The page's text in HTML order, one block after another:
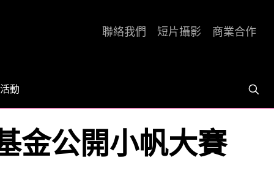
活動
聯絡我們 短片攝影 商業合作
金公開小帆大賽